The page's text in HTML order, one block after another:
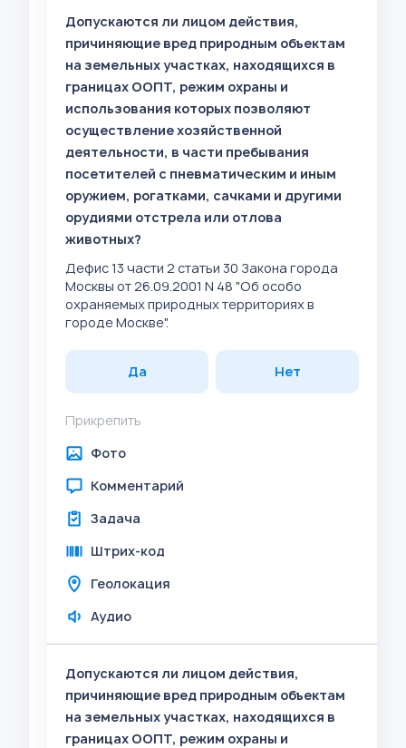
Допускаются ли лицом действия,
причиняющие вред природным объектам
на земельных участках, находящихся в
границах ООПТ, режим охраны и
использования которых позволяют
осуществление хозяйственной
деятельности, в части пребывания
посетителей с пневматическим и иным
оружием, рогатками, сачками и другими
орудиями отстрела или отлова
животных?
Дефис 13 части 2 статьи 30 Закона города
Москвы от 26.09.2001 N 48 "Об особо
охраняемых природных территориях в
городе Москве".
Да Нет
Прикрепить
Фото
Комментарий
Задача
Штрих-код
Геолокация
Аудио
Допускаются ли лицом действия,
причиняющие вред природным объектам
на земельных участках, находящихся в
границах ООПТ, режим охраны и